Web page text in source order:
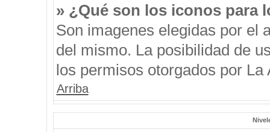
» ¿Qué son los iconos para
Son imagenes elegidas por el
del mismo. La posibilidad de
los permisos otorgados por La
Arriba